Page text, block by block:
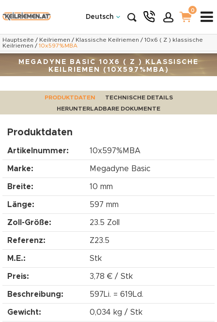
Deutsch
0
Hauptseite / Keilriemen / Klassische Keilriemen / 10x6 ( Z ) klassische
Keilriemen / 10x597%MBA
MEGADYNE BASIC 10X6 ( Z ) KLASSISCHE
KEILRIEMEN (10X597%MBA)
PRODUKTDATEN
TECHNISCHE DETAILS
HERUNTERLADBARE DOKUMENTE
Produktdaten
Artikelnummer: 10x597%MBA
Marke: Megadyne Basic
Breite: 10 mm
Länge: 597 mm
Zoll-Größe: 23.5 Zoll
Referenz: Z23.5
M.E.: Stk
Preis: 3,78 € / Stk
Beschreibung: 597Li. = 619Ld.
Gewicht: 0,034 kg / Stk